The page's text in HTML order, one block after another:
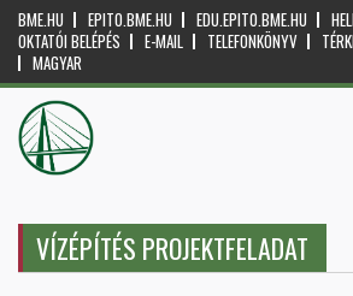
BME.HU EPITO.BME.HU EDU.EPITO.BME.HU
OKTATÓI BELÉPÉS
E-MAIL TELEFONKÖNYV
MAGYAR
VÍZÉPÍTÉS PROJEKTFELADAT